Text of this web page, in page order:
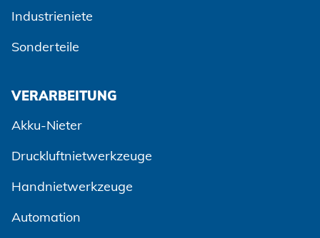
Industrieniete
Sonderteile
VERARBEITUNG
Akku-Nieter
Druckluftnietwerkzeuge
Handnietwerkzeuge
Automation